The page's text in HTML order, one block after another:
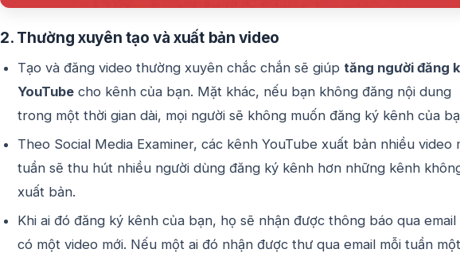
2. Thường xuyên tạo và xuất bản video
Tạo và đăng video thường xuyên chắc chắn sẽ giúp tăng người đăng
YouTube cho kênh của bạn. Mặt khác, nếu bạn không đăng nội dung
trong một thời gian dài, mọi người sẽ không muốn đăng ký kênh của
Theo Social Media Examiner, các kênh YouTube xuất bản nhiều video
tuần sẽ thu hút nhiều người dùng đăng ký kênh hơn những kênh
xuất bản.
Khi ai đó đăng ký kênh của bạn, họ sẽ nhận được thông báo qua email
có một video mới. Nếu một ai đó nhận được thư qua email mỗi tuần một